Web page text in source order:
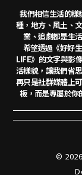
我們相信生活的樣
種，地方、風土、
業、追劇都是生
希望透過《好好
LIFE》的文字與影
活樣貌，讓我們省
再只是社群媒體上
板，而是專屬於你
©